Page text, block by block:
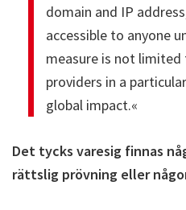
domain and IP
accessible to anyone
measure is not
providers in a
global impact.«
Det tycks varesig finnas
rättslig prövning eller